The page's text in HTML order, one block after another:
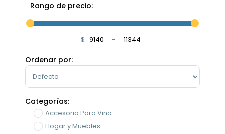
Rango de precio:
$ Minimum Price
-
Maximum Price
Ordenar por:
Sort Products
Categorías:
Accesorio Para Vino
Hogar y Muebles